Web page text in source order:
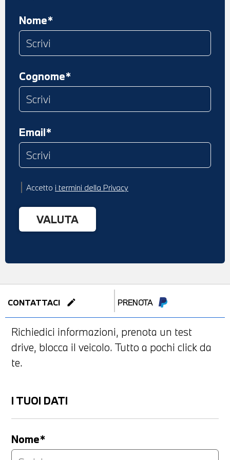
Nome*
Cognome*
Email*
Accetto i termini della Privacy
CONTATTACI edit PRENOTA
Richiedici informazioni, prenota un test
drive, blocca il veicolo. Tutto a pochi click da
te.
I TUOI DATI
Nome*